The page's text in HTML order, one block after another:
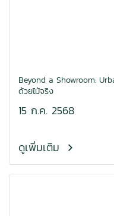
Beyond a Showroom:
ด้วยไม้จริง
15 ก.ค. 2568
ดูเพิ่มเติม